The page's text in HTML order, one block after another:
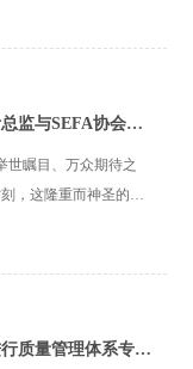
监与SEFA协会全
世瞩目、万众期待之
，这隆重而神圣的诞
质量管理体系专题